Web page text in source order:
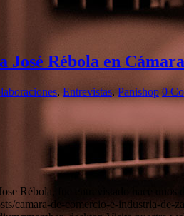
José Rébola en
, Entrevistas, Panishop 0
Rébola, fue entrevistado hace
camara-de-comercio-e-industria-